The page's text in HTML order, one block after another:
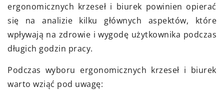
ergonomicznych krzeseł i biurek powinien opierać
się na analizie kilku głównych aspektów, które
wpływają na zdrowie i wygodę użytkownika podczas
długich godzin pracy.
Podczas wyboru ergonomicznych krzeseł i biurek
warto wziąć pod uwagę: